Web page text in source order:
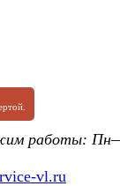
работы:
vl.ru